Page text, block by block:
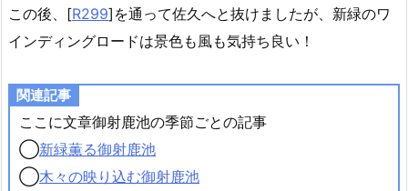
この後、[R299]を通って佐久へと抜けましたが、新緑のワ
インディングロードは景色も風も気持ち良い！
関連記事
ここに文章御射鹿池の季節ごとの記事
◯新緑薫る御射鹿池
◯木々の映り込む御射鹿池